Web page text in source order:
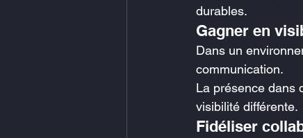
durables.
Gagner en
Dans un
communication.
La présence dans
visibilité différente.
Fidéliser